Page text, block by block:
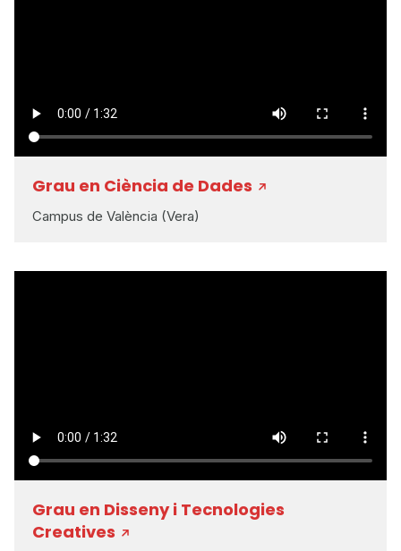
Grau en Ciència de Dades
Campus de València (Vera)
Grau en Disseny i Tecnologies
Creatives